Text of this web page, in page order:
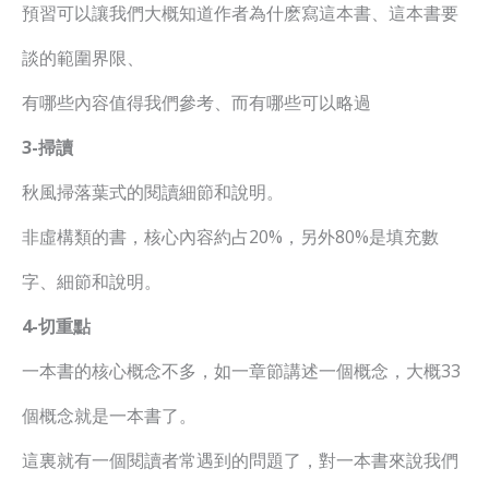
預習可以讓我們大概知道作者為什麽寫這本書、這本書要
談的範圍界限、
有哪些內容值得我們參考、而有哪些可以略過
3-掃讀
秋風掃落葉式的閱讀細節和說明。
非虛構類的書，核心內容約占20%，另外80%是填充數
字、細節和說明。
4-切重點
一本書的核心概念不多，如一章節講述一個概念，大概33
個概念就是一本書了。
這裏就有一個閱讀者常遇到的問題了，對一本書來說我們